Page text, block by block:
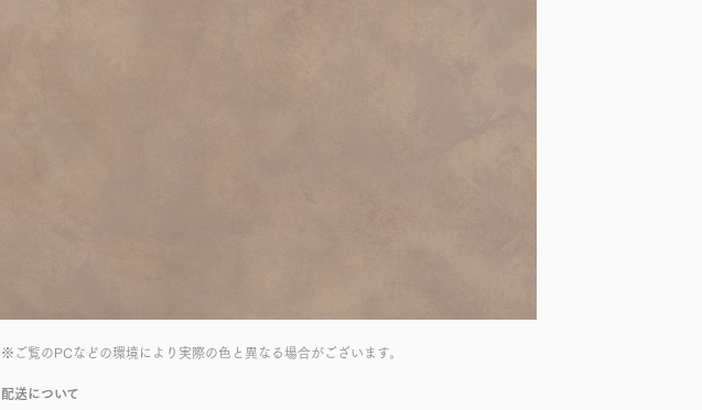
※ご覧のPCなどの環境により実際の色と異なる場合がございます。
配送について